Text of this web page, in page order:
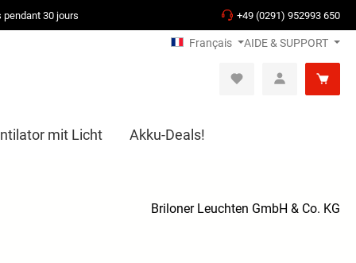
pendant 30 jours +49 (0291) 952993 650
Français AIDE & SUPPORT
mit Licht Akku-Deals!
Briloner Leuchten GmbH & Co. KG